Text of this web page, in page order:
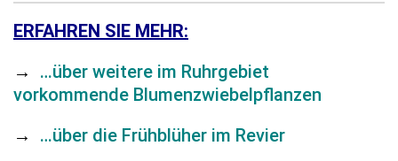
ERFAHREN SIE MEHR:
→
…über weitere im Ruhrgebiet
vorkommende Blumenzwiebelpflanzen
→
…über die Frühblüher im Revier